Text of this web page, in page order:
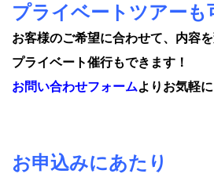
プライベートツアーも
お客様のご希望に合わせて、内容
プライベート催行もできます！
お問い合わせフォームよりお気軽
お申込みにあたり